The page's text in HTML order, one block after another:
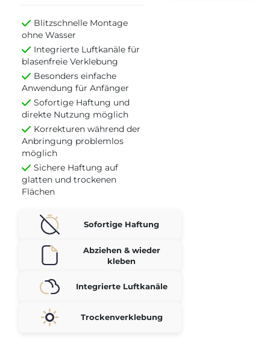
Blitzschnelle Montage
ohne Wasser
Integrierte Luftkanäle für
blasenfreie Verklebung
Besonders einfache
Anwendung für Anfänger
Sofortige Haftung und
direkte Nutzung möglich
Korrekturen während der
Anbringung problemlos
möglich
Sichere Haftung auf
glatten und trockenen
Flächen
Sofortige Haftung
Abziehen & wieder
kleben
Integrierte Luftkanäle
Trockenverklebung